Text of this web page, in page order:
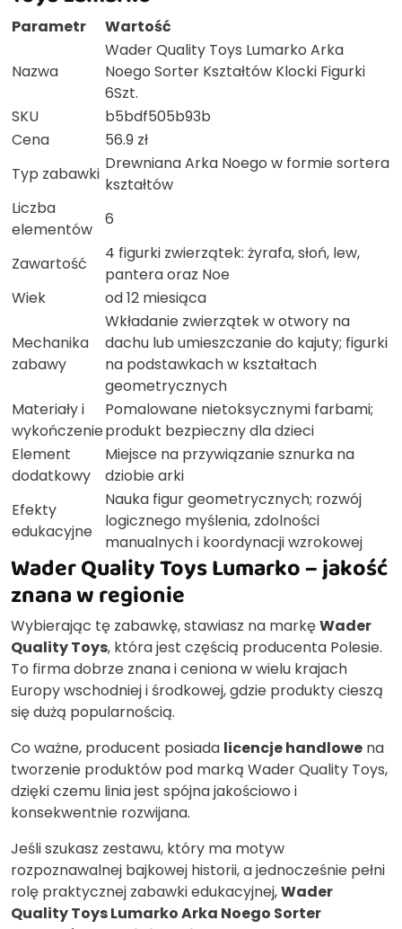
Parametr Wartość
Nazwa
Wader Quality Toys Lumarko Arka
Noego Sorter Kształtów Klocki Figurki
6Szt.
SKU
b5bdf505b93b
Cena
56.9 zł
Typ zabawki
Drewniana Arka Noego w formie sortera
kształtów
Liczba
elementów
6
Zawartość
4 figurki zwierzątek: żyrafa, słoń, lew,
pantera oraz Noe
Wiek
od 12 miesiąca
Mechanika
zabawy
Wkładanie zwierzątek w otwory na
dachu lub umieszczanie do kajuty; figurki
na podstawkach w kształtach
geometrycznych
Materiały i
wykończenie
Pomalowane nietoksycznymi farbami;
produkt bezpieczny dla dzieci
Element
dodatkowy
Miejsce na przywiązanie sznurka na
dziobie arki
Efekty
edukacyjne
Nauka figur geometrycznych; rozwój
logicznego myślenia, zdolności
manualnych i koordynacji wzrokowej
Wader Quality Toys Lumarko – jakość
znana w regionie
Wybierając tę zabawkę, stawiasz na markęWader
Quality Toys, która jest częścią producenta Polesie.
To firma dobrze znana i ceniona w wielu krajach
Europy wschodniej i środkowej, gdzie produkty cieszą
się dużą popularnością.
Co ważne, producent posiada licencje handlowe na
tworzenie produktów pod marką Wader Quality Toys,
dzięki czemu linia jest spójna jakościowo i
konsekwentnie rozwijana.
Jeśli szukasz zestawu, który ma motyw
rozpoznawalnej bajkowej historii, a jednocześnie pełni
rolę praktycznej zabawki edukacyjnej,Wader
Quality Toys Lumarko Arka Noego Sorter